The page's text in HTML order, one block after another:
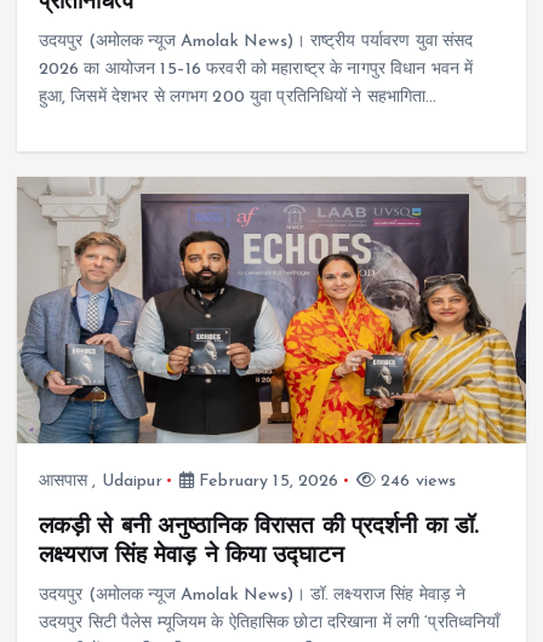
उदयपुर (अमोलक न्यूज Amolak News)। राष्ट्रीय पर्यावरण युवा संसद
2026 का आयोजन 15–16 फरवरी को महाराष्ट्र के नागपुर विधान भवन में
हुआ, जिसमें देशभर से लगभग 200 युवा प्रतिनिधियों ने सहभागिता…
आसपास, Udaipur February 15, 2026 246 views
लकड़ी से बनी अनुष्ठानिक विरासत की प्रदर्शनी का डॉ.
लक्ष्यराज सिंह मेवाड़ ने किया उद्घाटन
उदयपुर (अमोलक न्यूज Amolak News)। डॉ. लक्ष्यराज सिंह मेवाड़ ने
उदयपुर सिटी पैलेस म्यूजियम के ऐतिहासिक छोटा दरिखाना में लगी ‘प्रतिध्वनियाँ